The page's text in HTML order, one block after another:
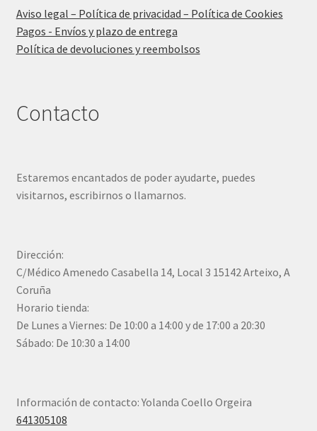
Aviso legal – Política de privacidad – Política de Cookies
Pagos - Envíos y plazo de entrega
Política de devoluciones y reembolsos
Contacto
Estaremos encantados de poder ayudarte, puedes
visitarnos, escribirnos o llamarnos.
Dirección:
C/Médico Amenedo Casabella 14, Local 3 15142 Arteixo, A
Coruña
Horario tienda:
De Lunes a Viernes: De 10:00 a 14:00 y de 17:00 a 20:30
Sábado: De 10:30 a 14:00
Información de contacto: Yolanda Coello Orgeira
641305108